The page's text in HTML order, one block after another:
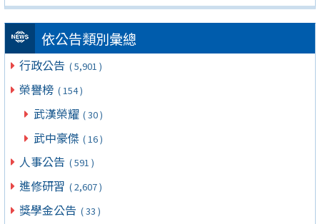
依公告類別彙總
行政公告 ( 5,901 )
榮譽榜 ( 154 )
武漢榮耀 ( 30 )
武中豪傑 ( 16 )
人事公告 ( 591 )
進修研習 ( 2,607 )
獎學金公告 ( 33 )